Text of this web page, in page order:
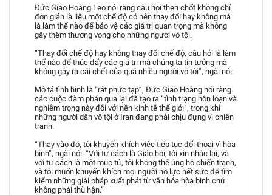
Đức Giáo Hoàng Leo nói rằng câu hỏi then chốt không chỉ
đơn giản là liệu một chế độ có nên thay đổi hay không mà
là làm thế nào để bảo vệ các giá trị quan trọng mà không
gây thêm thương vong cho những người vô tội.
“Thay đổi chế độ hay không thay đổi chế độ, câu hỏi là làm
thế nào để thúc đẩy các giá trị mà chúng ta tin tưởng mà
không gây ra cái chết của quá nhiều người vô tội”, ngài nói.
Mô tả tình hình là “rất phức tạp”, Đức Giáo Hoàng nói rằng
các cuộc đàm phán qua lại đã tạo ra “tình trạng hỗn loạn và
nghiêm trọng này đối với nền kinh tế thế giới”, trong khi
những người dân vô tội ở Iran đang phải chịu đựng vì chiến
tranh.
“Thay vào đó, tôi khuyến khích việc tiếp tục đối thoại vì hòa
bình”, ngài nói. “Với tư cách là Giáo hội, tôi xin nhắc lại, và
với tư cách là một mục tử, tôi không thể ủng hộ chiến tranh,
và tôi muốn khuyến khích mọi người nỗ lực hết sức để tìm
kiếm những giải pháp xuất phát từ văn hóa hòa bình chứ
không phải thù hận.”